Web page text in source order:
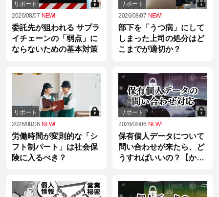
リポート
2026/08/07 NEW!
委託先が狙われる サプラ
イチェーンの「弱点」に
ならないための基本対策
リポート
2026/08/07 NEW!
部下を「うつ病」にして
しまった上司の処分はど
こまでが適切か？
リポート
2026/08/06 NEW!
労働時間が変則的な「シ
フト制パート」は社会保
険に入るべき？
リポート
2026/08/06 NEW!
保有個人データについて
問い合わせが来たら、ど
うすればいいの？【かん
（7）】